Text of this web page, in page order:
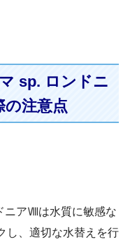
sp. ロンドニ
注意点
ニアⅧは水質に敏感な
し、適切な水替えを行